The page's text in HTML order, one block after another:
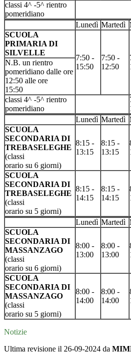
classi 4^ -5^ rientro
pomeridiano
Lunedì Martedì
SCUOLA
PRIMARIA DI
SILVELLE
7:50 -
15:50
7:50 -
12:50
N.B. un rientro
pomeridiano dalle ore
12:50 alle ore
15:50
classi 4^ -5^ rientro
pomeridiano
Lunedì Martedì
SCUOLA
SECONDARIA DI
TREBASELEGHE
(classi
orario su 6 giorni)
8:15 -
13:15
8:15 -
13:15
SCUOLA
SECONDARIA DI
TREBASELEGHE
(classi
orario su 5 giorni)
8:15 -
14:15
8:15 -
14:15
Lunedì Martedì
SCUOLA
SECONDARIA DI
MASSANZAGO
(classi
orario su 6 giorni)
8:00 -
13:00
8:00 -
13:00
SCUOLA
SECONDARIA DI
MASSANZAGO
(classi
orario su 5 giorni)
8:00 -
14:00
8:00 -
14:00
Notizie
Ultima revisione il 26-09-2024 da